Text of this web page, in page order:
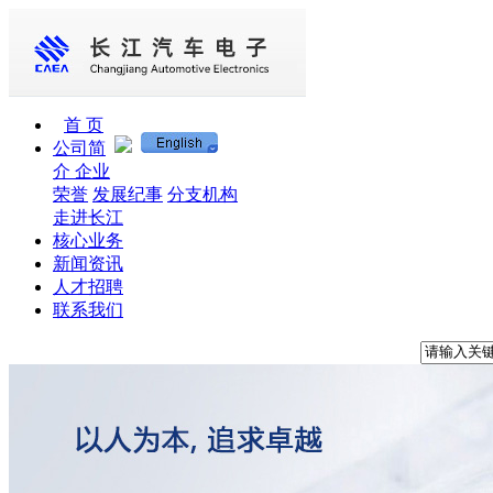
首 页
公司简
介 企业
荣誉 发展纪事 分支机构
走进长江
核心业务
新闻资讯
人才招聘
联系我们